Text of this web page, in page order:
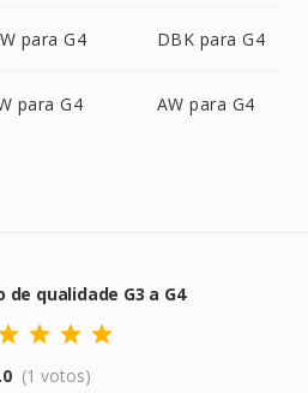
para G4 DBK para G4
para G4 AW para G4
de qualidade G3 a G4
(1 votos)